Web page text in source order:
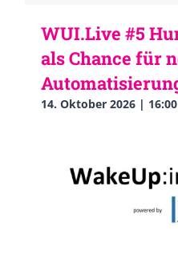
WUI.Live #5
als Chance für
14. Oktober 2026 | 16:00